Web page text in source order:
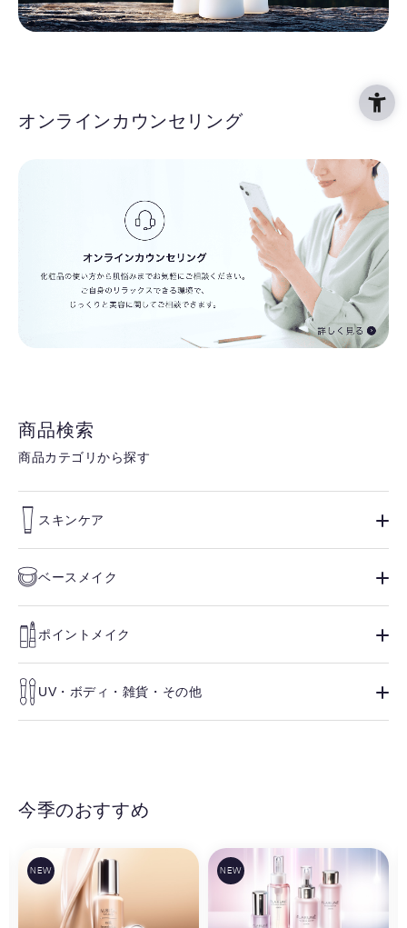
オンラインカウンセリング
商品検索
商品カテゴリから探す
スキンケア
ベースメイク
ポイントメイク
UV・ボディ・雑貨・その他
今季のおすすめ